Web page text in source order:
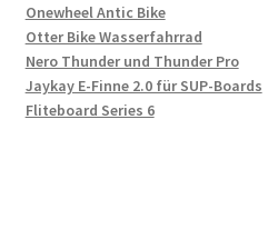
Onewheel Antic Bike
Otter Bike Wasserfahrrad
Nero Thunder und Thunder Pro
Jaykay E-Finne 2.0 für SUP-Boards
Fliteboard Series 6